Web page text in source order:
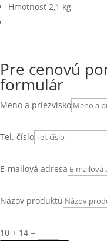
Hmotnosť 2,1 kg
Pre cenovú
formulár
Meno a priezvisko
Tel. číslo
E-mailová adresa
Názov produktu
10 + 14 =